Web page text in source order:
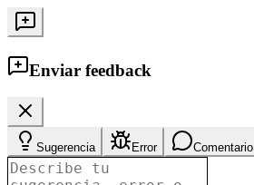
Enviar feedback
Sugerencia Error Comentario